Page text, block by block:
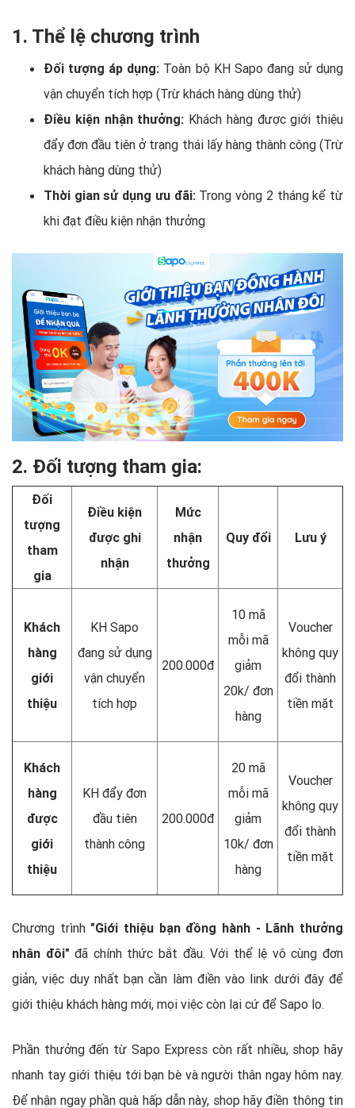
1. Thể lệ chương trình
Đối tượng áp dụng: Toàn bộ KH Sapo đang sử dụng
vận chuyển tích hợp (Trừ khách hàng dùng thử)
Điều kiện nhận thưởng: Khách hàng được giới thiệu
đẩy đơn đầu tiên ở trạng thái lấy hàng thành công (Trừ
khách hàng dùng thử)
Thời gian sử dụng ưu đãi:Trong vòng 2 tháng kể từ
khi đạt điều kiện nhận thưởng
2. Đối tượng tham gia:
Đối
tượng
tham
gia
Điều kiện
được ghi
nhận
Mức
nhận
thưởng
Quy đổi Lưu ý
Khách
hàng
giới
thiệu
KH Sapo
đang sử dụng
vận chuyển
tích hợp
200.000đ
10 mã
mỗi mã
giảm
20k/ đơn
hàng
Voucher
không quy
đổi thành
tiền mặt
Khách
hàng
được
giới
thiệu
KH đẩy đơn
đầu tiên
thành công
200.000đ
20 mã
mỗi mã
giảm
10k/ đơn
hàng
Voucher
không quy
đổi thành
tiền mặt
Chương trình "Giới thiệu bạn đồng hành - Lãnh thưởng
nhân đôi" đã chính thức bắt đầu. Với thể lệ vô cùng đơn
giản, việc duy nhất bạn cần làm điền vào link dưới đây để
giới thiệu khách hàng mới, mọi việc còn lại cứ để Sapo lo.
Phần thưởng đến từ Sapo Express còn rất nhiều, shop hãy
nhanh tay giới thiệu tới bạn bè và người thân ngay hôm nay.
Để nhận ngay phần quà hấp dẫn này, shop hãy điền thông tin